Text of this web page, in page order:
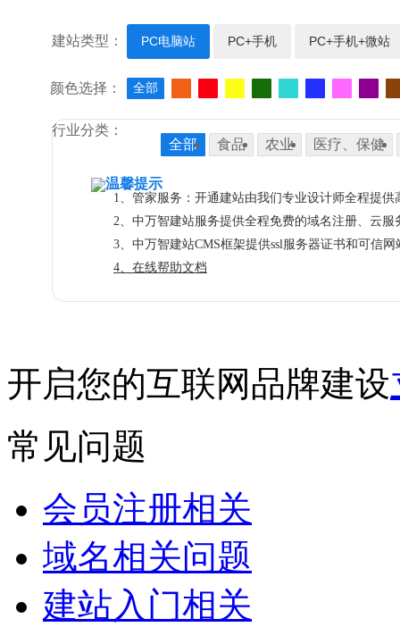
建站类型： PC电脑站 PC+手机 PC+手机+微站
颜色选择： 全部
行业分类：
全部
食品 农业
医疗、保健
IT科技、软件
房地产
橡胶、塑
旅游、风景
运动 广告
拍卖
流行、时尚
金融、投资 鲜花
玩具
温馨提示
1、管家服务：开通建站由我们专业设计师全程提供
2、中万智建站服务提供全程免费的域名注册、云服
3、中万智建站CMS框架提供ssl服务器证书和可信
4、在线帮助文档
开启您的互联网品牌建设
常见问题
会员注册相关
域名相关问题
建站入门相关